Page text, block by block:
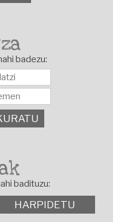
badezu:
badituzu:
HARPIDETU